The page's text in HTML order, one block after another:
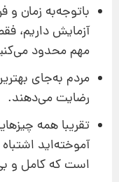
باتوجه‌به زمان
آزمایش داریم،
مهم محدود
مردم به‌جای
رضایت می‌دهند.
تقریبا همه
آموخته‌اید
است که کامل و